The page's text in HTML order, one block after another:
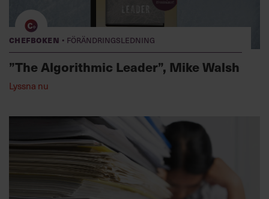
Chefboken · Förändringsledning
”The Algorithmic Leader”, Mike Walsh
Lyssna nu